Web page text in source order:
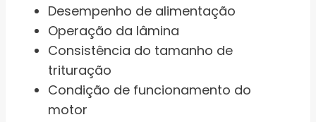
Desempenho de alimentação
Operação da lâmina
Consistência do tamanho de
trituração
Condição de funcionamento do
motor